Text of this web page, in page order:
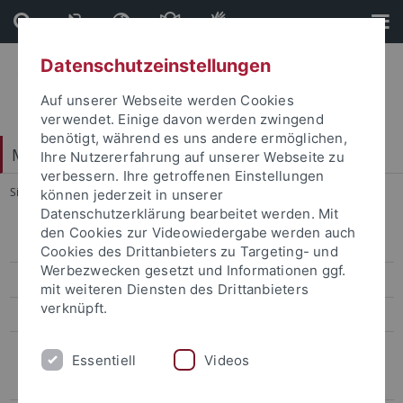
Direkt
zum
Inhalt
Direkt
zur
Fußleiste
Mathematisch-Naturwissenschaftliche Fakultät
Sie sind hier: Startseite ... Nicht-wissenschaftliches Personal
Aktuelle Ausschreibungen
News aus der Fakultät
Newsarchiv
Stellenangebote
Datenschutzeinstellungen
Auf unserer Webseite werden Cookies
verwendet. Einige davon werden zwingend
benötigt, während es uns andere ermöglichen,
Ihre Nutzererfahrung auf unserer Webseite zu
verbessern. Ihre getroffenen Einstellungen
können jederzeit in unserer
Datenschutzerklärung bearbeitet werden. Mit
den Cookies zur Videowiedergabe werden auch
Cookies des Drittanbieters zu Targeting- und
Werbezwecken gesetzt und Informationen ggf.
mit weiteren Diensten des Drittanbieters
verknüpft.
Essentiell Videos